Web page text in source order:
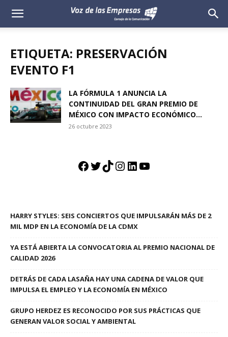
Voz
Empresas
ETIQUETA: PRESERVACIÓN
EVENTO F1
LA FÓRMULA 1 ANUNCIA LA
CONTINUIDAD DEL GRAN PREMIO DE
MÉXICO CON IMPACTO ECONÓMICO...
26 octubre 2023
Facebook
Twitter
TikTok
Instagram
LinkedIn
YouTube
HARRY STYLES: SEIS CONCIERTOS QUE IMPULSARÁN MÁS DE 2
MIL MDP EN LA ECONOMÍA DE LA CDMX
YA ESTÁ ABIERTA LA CONVOCATORIA AL PREMIO NACIONAL DE
CALIDAD 2026
DETRÁS DE CADA LASAÑA HAY UNA CADENA DE VALOR QUE
IMPULSA EL EMPLEO Y LA ECONOMÍA EN MÉXICO
GRUPO HERDEZ ES RECONOCIDO POR SUS PRÁCTICAS QUE
GENERAN VALOR SOCIAL Y AMBIENTAL